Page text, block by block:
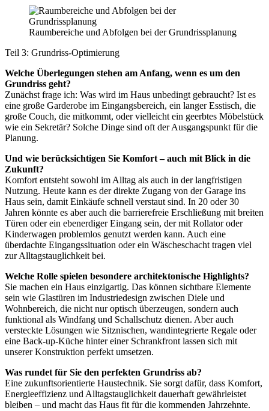
Raumbereiche und Abfolgen bei der Grundrissplanung
Teil 3: Grundriss-Optimierung
Welche Überlegungen stehen am Anfang, wenn es um den
Grundriss geht?
Zunächst frage ich: Was wird im Haus unbedingt gebraucht? Ist es
eine große Garderobe im Eingangsbereich, ein langer Esstisch, die
große Couch, die mitkommt, oder vielleicht ein geerbtes Möbelstück
wie ein Sekretär? Solche Dinge sind oft der Ausgangspunkt für die
Planung.
Und wie berücksichtigen Sie Komfort – auch mit Blick in die
Zukunft?
Komfort entsteht sowohl im Alltag als auch in der langfristigen
Nutzung. Heute kann es der direkte Zugang von der Garage ins
Haus sein, damit Einkäufe schnell verstaut sind. In 20 oder 30
Jahren könnte es aber auch die barrierefreie Erschließung mit breiten
Türen oder ein ebenerdiger Eingang sein, der mit Rollator oder
Kinderwagen problemlos genutzt werden kann. Auch eine
überdachte Eingangssituation oder ein Wäscheschacht tragen viel
zur Alltagstauglichkeit bei.
Welche Rolle spielen besondere architektonische Highlights?
Sie machen ein Haus einzigartig. Das können sichtbare Elemente
sein wie Glastüren im Industriedesign zwischen Diele und
Wohnbereich, die nicht nur optisch überzeugen, sondern auch
funktional als Windfang und Schallschutz dienen. Aber auch
versteckte Lösungen wie Sitznischen, wandintegrierte Regale oder
eine Back-up-Küche hinter einer Schrankfront lassen sich mit
unserer Konstruktion perfekt umsetzen.
Was rundet für Sie den perfekten Grundriss ab?
Eine zukunftsorientierte Haustechnik. Sie sorgt dafür, dass Komfort,
Energieeffizienz und Alltagstauglichkeit dauerhaft gewährleistet
bleiben – und macht das Haus fit für die kommenden Jahrzehnte.